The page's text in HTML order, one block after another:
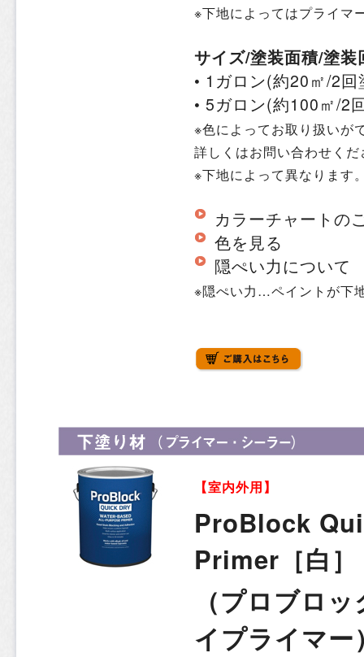
※下地によってはプライマ
サイズ/塗装面積/塗装
• 1ガロン(約20㎡/2回
• 5ガロン(約100㎡/2
※色によってお取り扱いが
詳しくはお問い合わせくだ
※下地によって異なります
カラーチャートの
色を見る
隠ぺい力について
※隠ぺい力…ペイントが下
【室内外用】
ProBlock
Primer［白］
（プロブロ
イプライマー